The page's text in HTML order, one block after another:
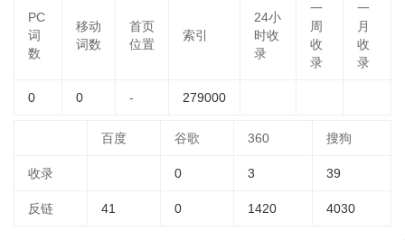
PC
词
数
移动
词数
首页
位置
索引
24小
时收
录
一
周
收
录
一
月
收
录
0 0 - 279000
百度 谷歌 360 搜狗
收录 0 3 39
反链 41 0 1420 4030